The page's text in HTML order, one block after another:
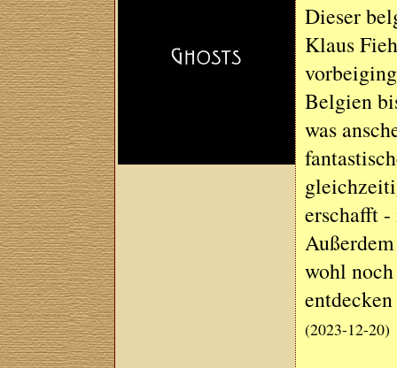
Dieser
Klaus
Belgien
was
erschafft
wohl
(2023-12-20)